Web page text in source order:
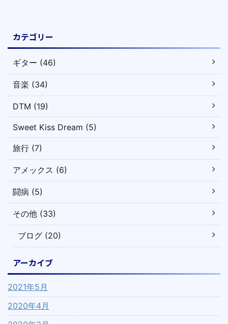
カテゴリー
ギター (46)
音楽 (34)
DTM (19)
Sweet Kiss Dream (5)
旅行 (7)
アメックス (6)
闘病 (5)
その他 (33)
ブログ (20)
アーカイブ
2021年5月
2020年4月